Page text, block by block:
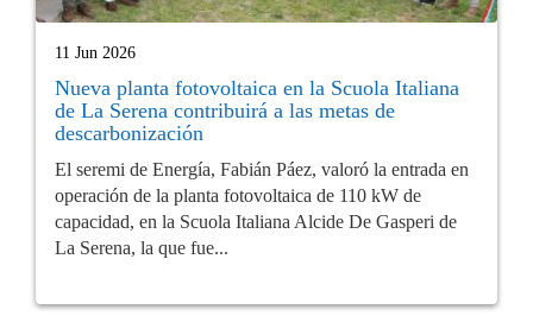
11 Jun 2026
Nueva planta fotovoltaica en la Scuola Italiana
de La Serena contribuirá a las metas de
descarbonización
El seremi de Energía, Fabián Páez, valoró la entrada en
operación de la planta fotovoltaica de 110 kW de
capacidad, en la Scuola Italiana Alcide De Gasperi de
La Serena, la que fue...